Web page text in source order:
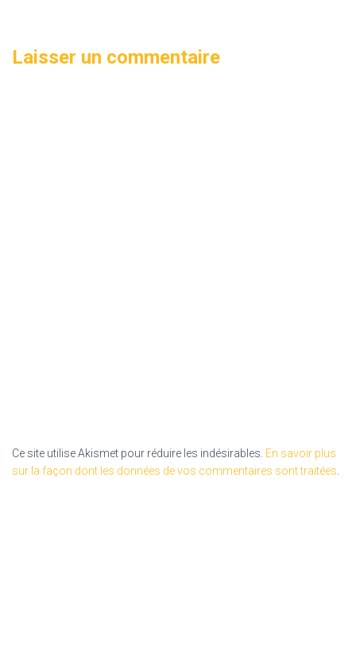
Laisser un commentaire
Ce site utilise Akismet pour réduire les indésirables. En savoir plus
sur la façon dont les données de vos commentaires sont traitées